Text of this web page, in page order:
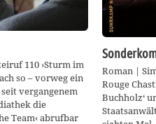
110 ›Sturm im
so – vorweg ein
vergangenem
die
Team‹ abrufbar
Roman |
Rouge
Buchholz‘